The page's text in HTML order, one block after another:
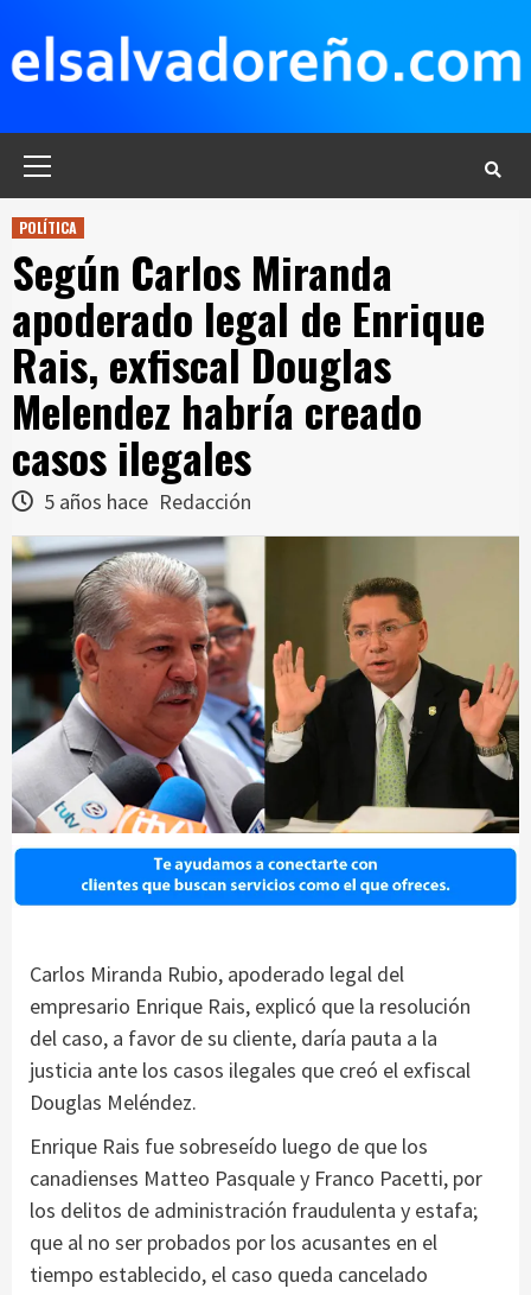
contenido
POLÍTICA
Según Carlos Miranda
apoderado legal de Enrique
Rais, exfiscal Douglas
Melendez habría creado
casos ilegales
5 años hace Redacción
Carlos Miranda Rubio, apoderado legal del
empresario Enrique Rais, explicó que la resolución
del caso, a favor de su cliente, daría pauta a la
justicia ante los casos ilegales que creó el exfiscal
Douglas Meléndez.
Enrique Rais fue sobreseído luego de que los
canadienses Matteo Pasquale y Franco Pacetti, por
los delitos de administración fraudulenta y estafa;
que al no ser probados por los acusantes en el
tiempo establecido, el caso queda cancelado